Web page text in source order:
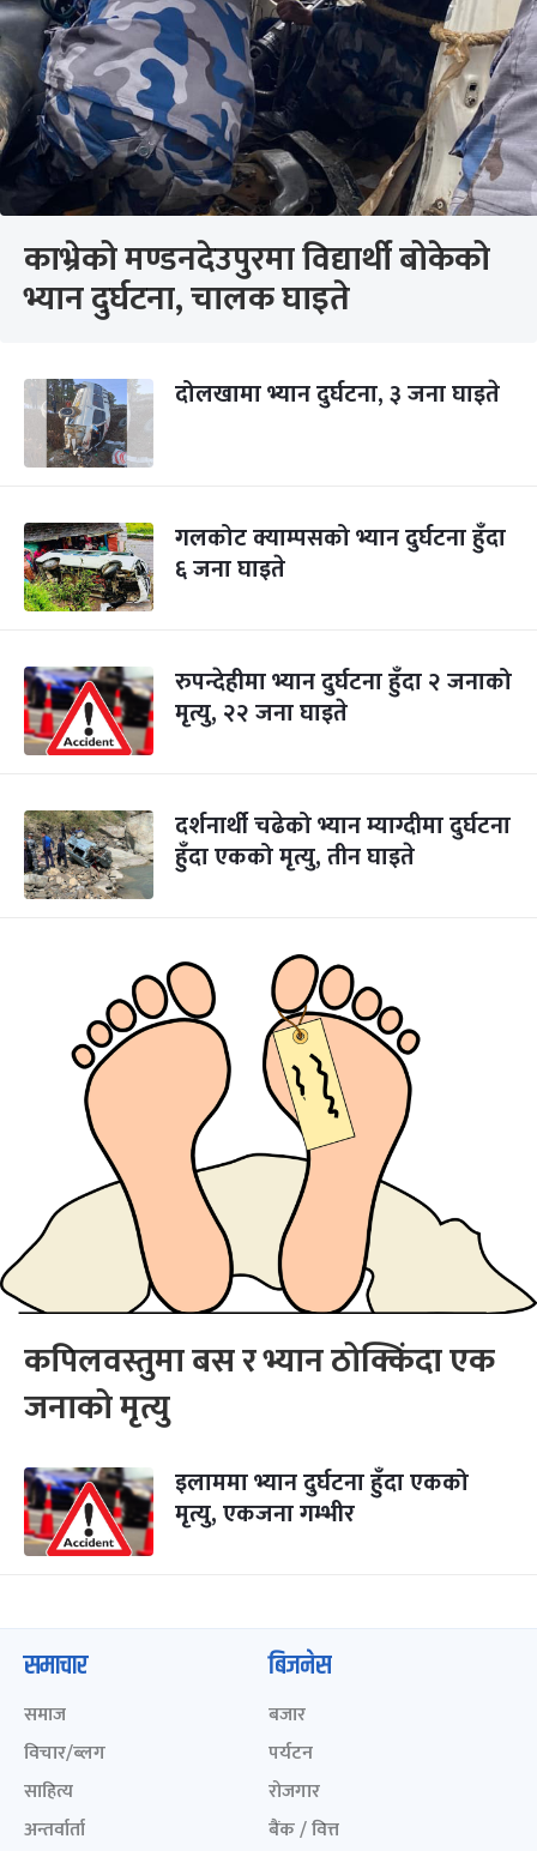
काभ्रेको मण्डनदेउपुरमा विद्यार्थी बोकेको
भ्यान दुर्घटना, चालक घाइते
दोलखामा भ्यान दुर्घटना, ३ जना घाइते
गलकोट क्याम्पसको भ्यान दुर्घटना हुँदा
६ जना घाइते
रुपन्देहीमा भ्यान दुर्घटना हुँदा २ जनाको
मृत्यु, २२ जना घाइते
दर्शनार्थी चढेको भ्यान म्याग्दीमा दुर्घटना
हुँदा एकको मृत्यु, तीन घाइते
कपिलवस्तुमा बस र भ्यान ठोक्किंदा एक
जनाको मृत्यु
इलाममा भ्यान दुर्घटना हुँदा एकको
मृत्यु, एकजना गम्भीर
समाचार
समाज
विचार/ब्लग
साहित्य
अन्तर्वार्ता
बिजनेस
बजार
पर्यटन
रोजगार
बैंक / वित्त